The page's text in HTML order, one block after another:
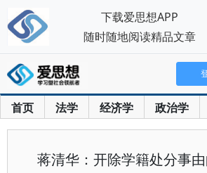
首页 法学 经济学 政治学
蒋清华：开除学籍处分事
下载爱思想APP
随时随地阅读精品文章